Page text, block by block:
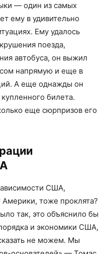
— один из самых
ему в удивительно
Ему удалось
поезда,
автобуса, он выжил
напрямую и еще в
А еще однажды он
билета.
еще сюрпризов его
США,
тоже проклята?
так, это объяснило бы
и экономики США,
не можем. Мы